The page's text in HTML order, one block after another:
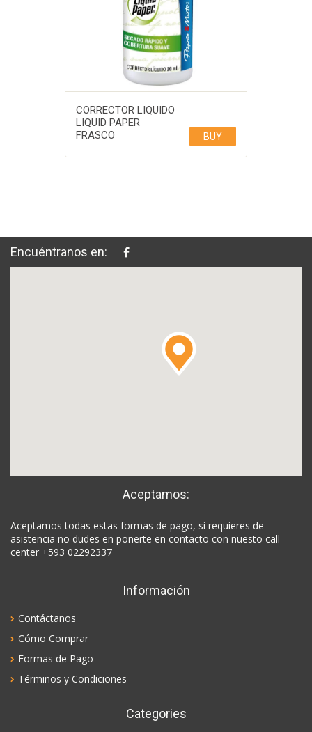
CORRECTOR LIQUIDO
LIQUID PAPER
FRASCO
BUY
Encuéntranos en:
Aceptamos:
Aceptamos todas estas formas de pago, si requieres de
asistencia no dudes en ponerte en contacto con nuesto call
center +593 02292337
Información
Contáctanos
Cómo Comprar
Formas de Pago
Términos y Condiciones
Categories